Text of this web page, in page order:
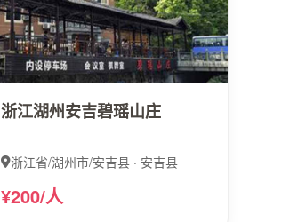
浙江湖州安吉碧瑶山庄
浙江省/湖州市/安吉县 · 安吉县
¥200/人